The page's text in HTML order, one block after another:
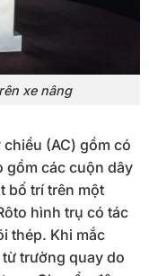
xe nâng
(AC) gồm có
gồm các cuộn dây
bố trí trên một
hình trụ có tác
thép. Khi mắc
trường quay do